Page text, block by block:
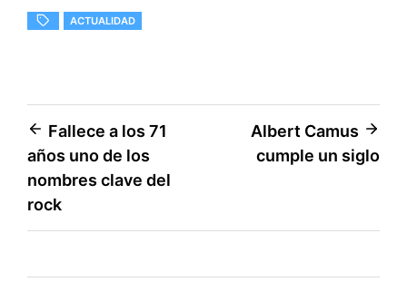
ACTUALIDAD
Navegación
de
entradas
Fallece a los 71
años uno de los
nombres clave del
rock
Albert Camus
cumple un siglo